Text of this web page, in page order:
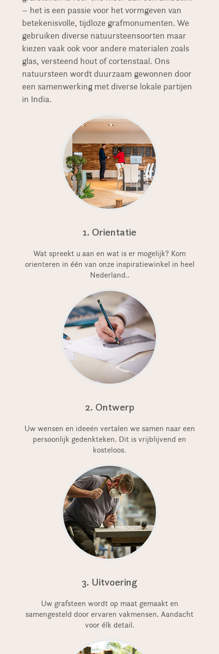
– het is een passie voor het vormgeven van
betekenisvolle, tijdloze grafmonumenten. We
gebruiken diverse natuursteensoorten maar
kiezen vaak ook voor andere materialen zoals
glas, versteend hout of cortenstaal. Ons
natuursteen wordt duurzaam gewonnen door
een samenwerking met diverse lokale partijen
in India.
1. Orientatie
Wat spreekt u aan en wat is er mogelijk? Kom
orienteren in één van onze inspiratiewinkel in heel
Nederland..
2. Ontwerp
Uw wensen en ideeën vertalen we samen naar een
persoonlijk gedenkteken. Dit is vrijblijvend en
kosteloos.
3. Uitvoering
Uw grafsteen wordt op maat gemaakt en
samengesteld door ervaren vakmensen. Aandacht
voor élk detail.